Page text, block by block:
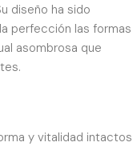
diseño ha sido
perfección las formas
asombrosa que
y vitalidad intactos